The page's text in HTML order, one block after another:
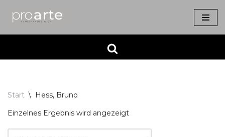
Start \
Hess, Bruno
Einzelnes Ergebnis wird angezeigt